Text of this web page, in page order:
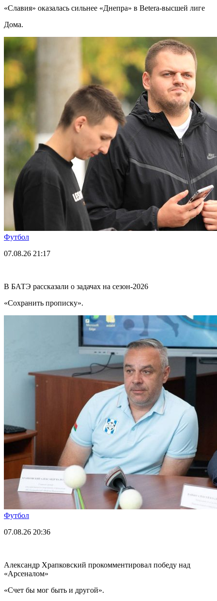
«Славия» оказалась сильнее «Днепра» в Betera-высшей лиге
Дома.
Футбол
07.08.26 21:17
В БАТЭ рассказали о задачах на сезон-2026
«Сохранить прописку».
Футбол
07.08.26 20:36
Александр Храпковский прокомментировал победу над
«Арсеналом»
«Счет бы мог быть и другой».